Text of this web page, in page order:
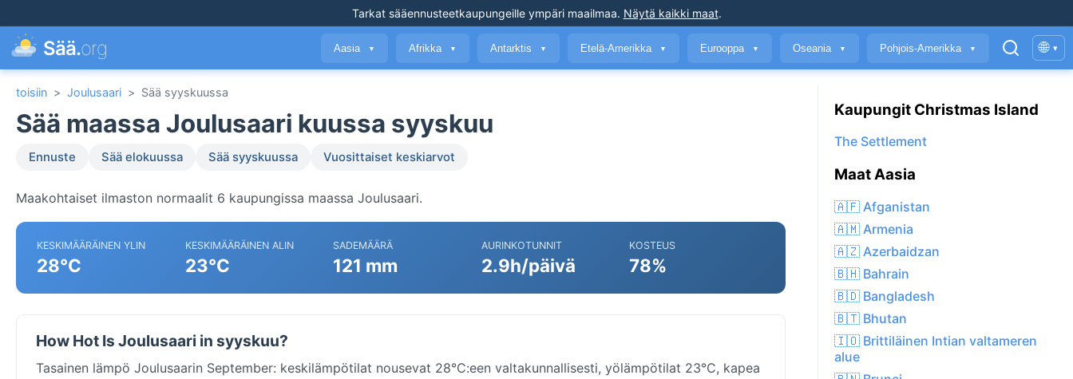
Tarkat sääennusteetkaupungeille ympäri maailmaa. Näytä kaikki maat.
Sää.org Aasia ▼ Afrikka ▼ Antarktis ▼ Etelä-Amerikka ▼ Eurooppa ▼ Oseania ▼ Pohjois-Amerikka ▼ 🌐 ▾
toisiin > Joulusaari > Sää syyskuussa
Sää maassa Joulusaari kuussa syyskuu
Ennuste Sää elokuussa Sää syyskuussa Vuosittaiset keskiarvot
Maakohtaiset ilmaston normaalit 6 kaupungissa maassa Joulusaari.
KESKIMÄÄRÄINEN YLIN
28°C
KESKIMÄÄRÄINEN ALIN
23°C
SADEMÄÄRÄ
121 mm
AURINKOTUNNIT
2.9h/päivä
KOSTEUS
78%
How Hot Is Joulusaari in syyskuu?
Tasainen lämpö Joulusaarin September: keskilämpötilat nousevat 28°C:een valtakunnallisesti, yölämpötilat 23°C, kapea
Kaupungit Christmas Island
The Settlement
Maat Aasia
🇦🇫 Afganistan
🇦🇲 Armenia
🇦🇿 Azerbaidzan
🇧🇭 Bahrain
🇧🇩 Bangladesh
🇧🇹 Bhutan
🇮🇴 Brittiläinen Intian valtameren
alue